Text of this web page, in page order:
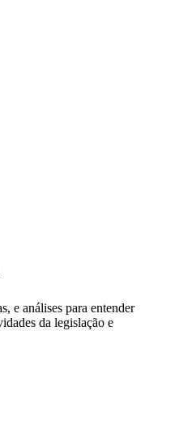
e análises para entender
da legislação e